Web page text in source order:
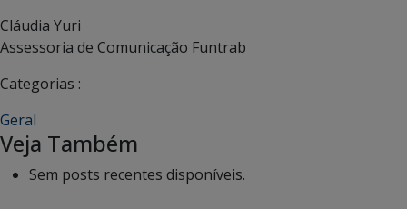
Cláudia Yuri
Assessoria de Comunicação Funtrab
Categorias :
Geral
Veja Também
Sem posts recentes disponíveis.